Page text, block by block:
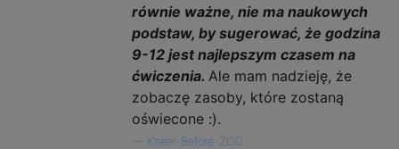
równie ważne, nie ma naukowych
podstaw, by sugerować, że godzina
9-12 jest najlepszym czasem na
ćwiczenia. Ale mam nadzieję, że
zobaczę zasoby, które zostaną
oświecone :).
Kneel-Before-ZOD